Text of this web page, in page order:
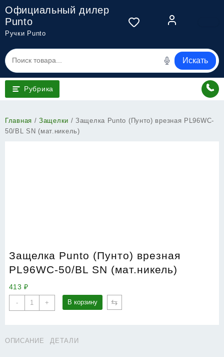
Перейти
содержимому
Официальный дилер
Punto
Ручки Punto
Искать
Рубрика
Главная /Защелки / Защелка Punto (Пунто) врезная PL96WC-
50/BL SN (мат.никель)
Защелка Punto (Пунто) врезная
PL96WC-50/BL SN (мат.никель)
413₽
-
Количество
товара
(Пунто)
+ В корзину ⇆
ОПИСАНИЕ ДЕТАЛИ